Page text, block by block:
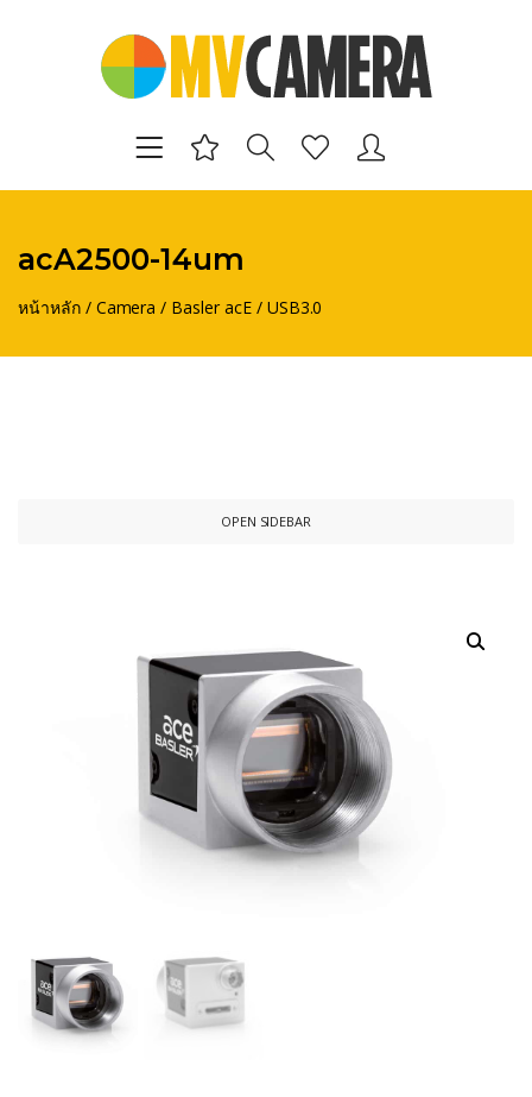
acA2500-14um
หน้าหลัก/ Camera / Basler acE/ USB3.0
OPEN SIDEBAR